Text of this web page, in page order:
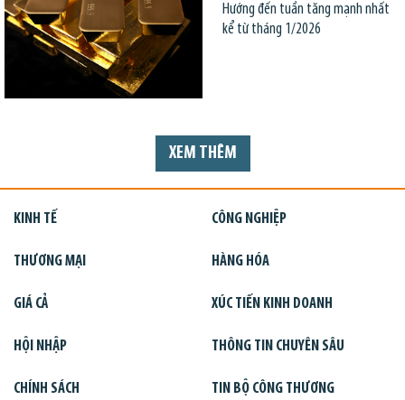
Hướng đến tuần tăng mạnh nhất
kể từ tháng 1/2026
XEM THÊM
KINH TẾ CÔNG NGHIỆP
THƯƠNG MẠI HÀNG HÓA
GIÁ CẢ XÚC TIẾN KINH DOANH
HỘI NHẬP THÔNG TIN CHUYÊN SÂU
CHÍNH SÁCH TIN BỘ CÔNG THƯƠNG